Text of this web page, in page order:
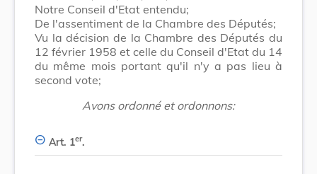
Notre Conseil d'Etat entendu;
De l'assentiment de la Chambre des Députés;
Vu la décision de la Chambre des Députés du
12 février 1958 et celle du Conseil d'Etat du 14
du même mois portant qu'il n'y a pas lieu à
second vote;
Avons ordonné et ordonnons:
Art. 1er.